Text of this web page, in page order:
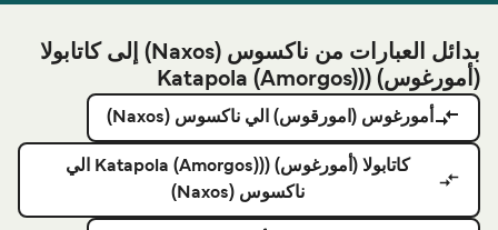
بدائل العبارات من ناكسوس (Naxos) إلى كاتابولا
(أمورغوس) ((Katapola (Amorgos)
أمورغوس (امورقوس) الي ناكسوس (Naxos)
كاتابولا (أمورغوس) ((Katapola (Amorgos) الي
ناكسوس (Naxos)